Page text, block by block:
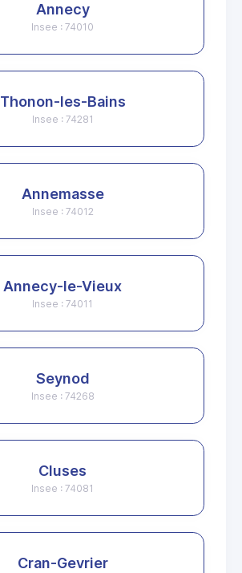
Annecy
Insee : 74010
Thonon-les-Bains
Insee : 74281
Annemasse
Insee : 74012
Annecy-le-Vieux
Insee : 74011
Seynod
Insee : 74268
Cluses
Insee : 74081
Cran-Gevrier